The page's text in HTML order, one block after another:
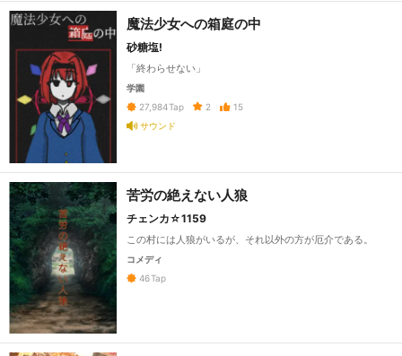
魔法少女への箱庭の中
砂糖塩!
「終わらせない」
学園
27,984Tap 2
15
サウンド
苦労の絶えない人狼
チェンカ☆1159
この村には人狼がいるが、それ以外の方が厄介である。
コメディ
46Tap